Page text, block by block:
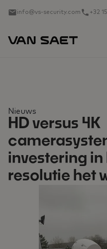
info@vs-security.com +32
Nieuws
HD versus 4K
investering in
resolutie het